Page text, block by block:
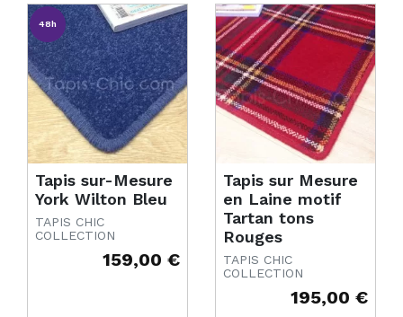
Tapis sur-Mesure
York Wilton Bleu
TAPIS CHIC
COLLECTION
159,00 €
48h
Tapis sur Mesure
en Laine motif
Tartan tons
Rouges
TAPIS CHIC
COLLECTION
195,00 €